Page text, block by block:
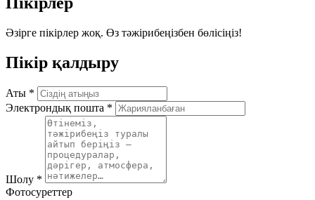
Әзірге пікірлер жоқ. Өз тәжірибеңізбен бөлісіңіз!
Пікір қалдыру
Аты *
Электрондық пошта *
Шолу *
Фотосуреттер